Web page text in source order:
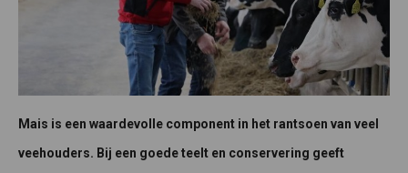
Mais is een waardevolle component in het rantsoen van veel
veehouders. Bij een goede teelt en conservering geeft